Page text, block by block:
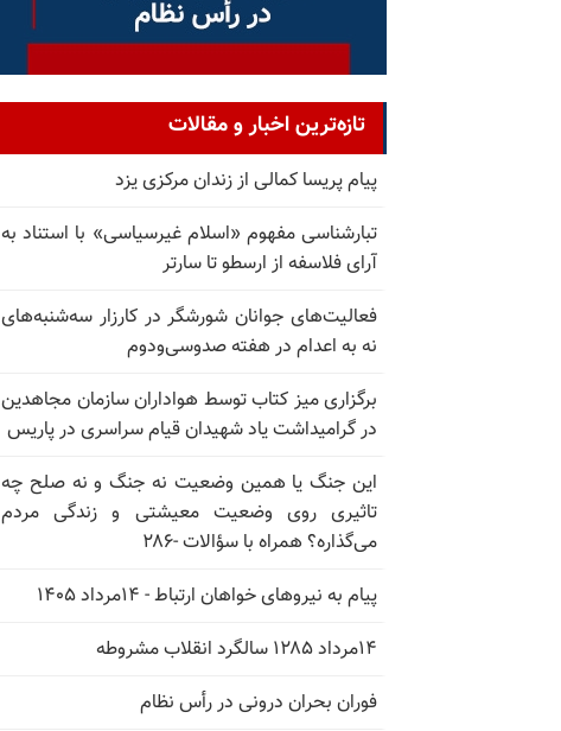
تازه‌ترین اخبار و مقالات
پیام پریسا کمالی از زندان مرکزی یزد
تبارشناسی مفهوم «اسلام غیرسیاسی» با استناد به
آرای فلاسفه از ارسطو تا سارتر
فعالیت‌های جوانان شورشگر در کارزار سه‌شنبه‌های
نه به اعدام در هفته صدوسی‌و‌دوم
برگزاری میز کتاب توسط هواداران سازمان مجاهدین
در گرامیداشت یاد شهیدان قیام سراسری در پاریس
این جنگ یا همین وضعیت نه جنگ و نه صلح چه
تاثیری روی وضعیت معیشتی و زندگی مردم
می‌گذاره؟ همراه با سؤالات -۲۸۶
پیام به نیروهای خواهان ارتباط - ۱۴مرداد ۱۴۰۵
۱۴مرداد ۱۲۸۵ سالگرد انقلاب مشروطه
فوران بحران درونی در رأس نظام